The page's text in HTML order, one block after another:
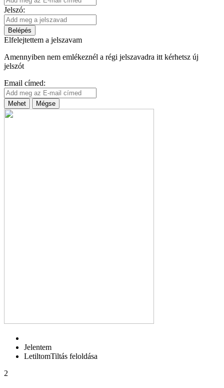
Jelszó:
Belépés
Elfelejtettem a jelszavam
Amennyiben nem emlékeznél a régi jelszavadra itt kérhetsz új
jelszót
Email címed:
Mehet Mégse
Jelentem
LetiltomTiltás feloldása
2